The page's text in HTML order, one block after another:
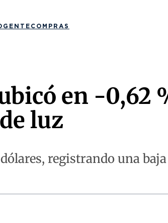
GENTE COMPRAS
en -0,62
luz
registrando una